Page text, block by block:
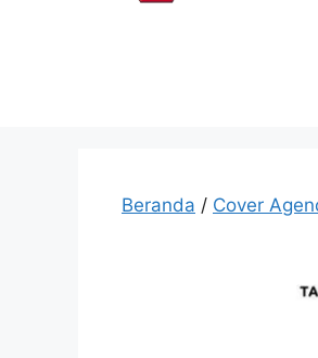
Beranda / Cover